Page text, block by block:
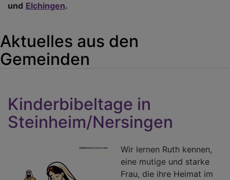
und Elchingen.
Aktuelles aus den
Gemeinden
Kinderbibeltage in
Steinheim/Nersingen
Wir lernen Ruth kennen,
eine mutige und starke
Frau, die ihre Heimat im